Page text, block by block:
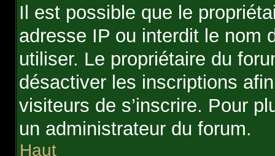
Il est possible que le
adresse IP ou interdit le nom
utiliser. Le propriétaire du
désactiver les inscriptions
visiteurs de s’inscrire. Pour
un administrateur du forum.
Haut